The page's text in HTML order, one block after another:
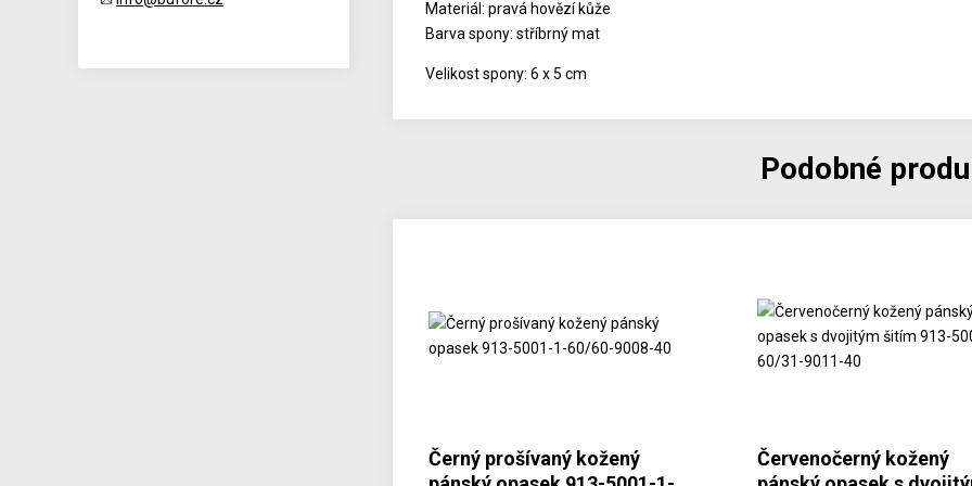
Materiál: pravá hovězí kůže
Barva spony: stříbrný mat
Velikost spony: 6 x 5 cm
Podobné
Černý prošívaný kožený
Červenočerný kožený